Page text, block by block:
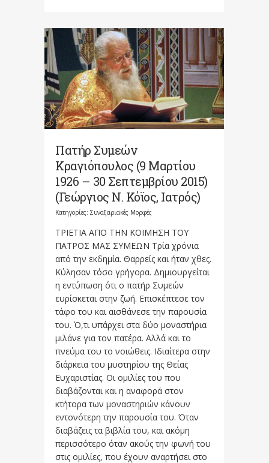
Πατήρ Συμεών
Κραγιόπουλος (9 Μαρτίου
1926 – 30 Σεπτεμβρίου 2015)
(Γεώργιος Ν. Κόϊος, Ιατρός)
Κατηγορίες: Συναξαριακές Μορφές
ΤΡΙΕΤΙΑ ΑΠΟ ΤΗΝ ΚΟΙΜΗΣΗ ΤΟΥ
ΠΑΤΡΟΣ ΜΑΣ ΣΥΜΕΩΝ Τρία χρόνια
από την εκδημία. Θαρρείς και ήταν χθες.
Κύλησαν τόσο γρήγορα. Δημιουργείται
η εντύπωση ότι ο πατήρ Συμεών
ευρίσκεται στην ζωή. Επισκέπτεσε τον
τάφο του και αισθάνεσε την παρουσία
του. Ό,τι υπάρχει στα δύο μοναστήρια
μιλάνε για τον πατέρα. Αλλά και το
πνεύμα του το νοιώθεις. Ιδιαίτερα στην
διάρκεια του μυστηρίου της Θείας
Ευχαριστίας. Οι ομιλίες του που
διαβάζονται και η αναφορά στον
κτήτορα των μοναστηριών κάνουν
εντονότερη την παρουσία του. Όταν
διαβάζεις τα βιβλία του, και ακόμη
περισσότερο όταν ακούς την φωνή του
στις ομιλίες, που έχουν αναρτήσει στο